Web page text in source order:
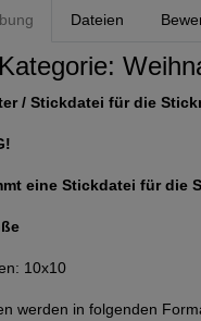
Dateien
/ Stickdatei für die
eine Stickdatei für die
10x10
werden in folgenden